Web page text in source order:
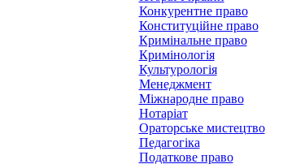
Конкурентне право
Конституційне право
Кримінальне право
Кримінологія
Культурологія
Менеджмент
Міжнародне право
Нотаріат
Ораторське мистецтво
Педагогіка
Податкове право